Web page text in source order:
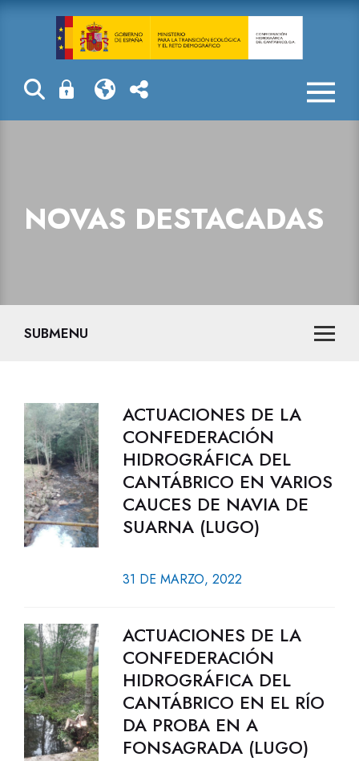
Novas
NOVAS DESTACADAS
SUBMENU
ACTUACIONES DE LA
CONFEDERACIÓN
HIDROGRÁFICA DEL
CANTÁBRICO EN VARIOS
CAUCES DE NAVIA DE
SUARNA (LUGO)
31 DE MARZO, 2022
ACTUACIONES DE LA
CONFEDERACIÓN
HIDROGRÁFICA DEL
CANTÁBRICO EN EL RÍO
DA PROBA EN A
FONSAGRADA (LUGO)